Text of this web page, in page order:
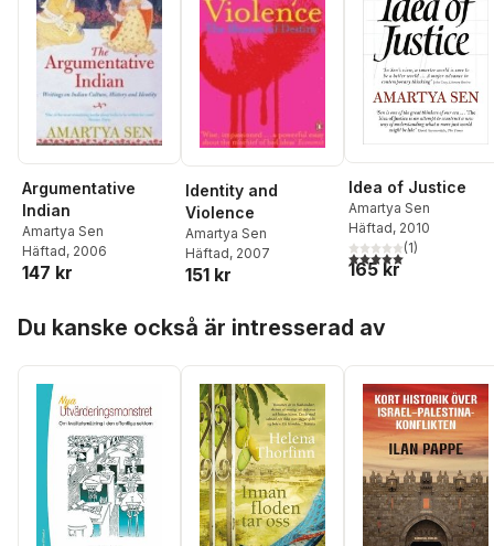
Argumentative
Indian
Amartya Sen
Häftad, 2006
147 kr
Identity and
Violence
Amartya Sen
Häftad, 2007
151 kr
Idea of Justice
Amartya Sen
Häftad, 2010
5,0utav 5 stjärnor.
(1)
165 kr
Du kanske också är intresserad av